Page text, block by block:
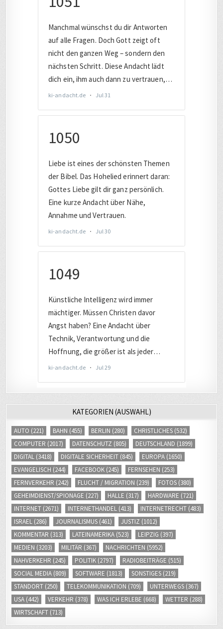
KATEGORIEN (AUSWAHL)
AUTO (221) BAHN (455) BERLIN (280) CHRISTLICHES (532)
COMPUTER (2017) DATENSCHUTZ (805) DEUTSCHLAND (1899)
DIGITAL (3418) DIGITALE SICHERHEIT (845) EUROPA (1650)
EVANGELISCH (244) FACEBOOK (245) FERNSEHEN (253)
FERNVERKEHR (242) FLUCHT / MIGRATION (239) FOTOS (380)
GEHEIMDIENST/SPIONAGE (227) HALLE (317) HARDWARE (721)
INTERNET (2671) INTERNETHANDEL (413) INTERNETRECHT (483)
ISRAEL (286) JOURNALISMUS (461) JUSTIZ (1012)
KOMMENTAR (313) LATEINAMERIKA (523) LEIPZIG (397)
MEDIEN (3203) MILITÄR (367) NACHRICHTEN (5952)
NAHVERKEHR (245) POLITIK (2797) RADIOBEITRÄGE (515)
SOCIAL MEDIA (809) SOFTWARE (1813) SONSTIGES (219)
STANDORT (250) TELEKOMMUNIKATION (709) UNTERWEGS (367)
USA (442) VERKEHR (378) WAS ICH ERLEBE (668) WETTER (288)
WIRTSCHAFT (713)